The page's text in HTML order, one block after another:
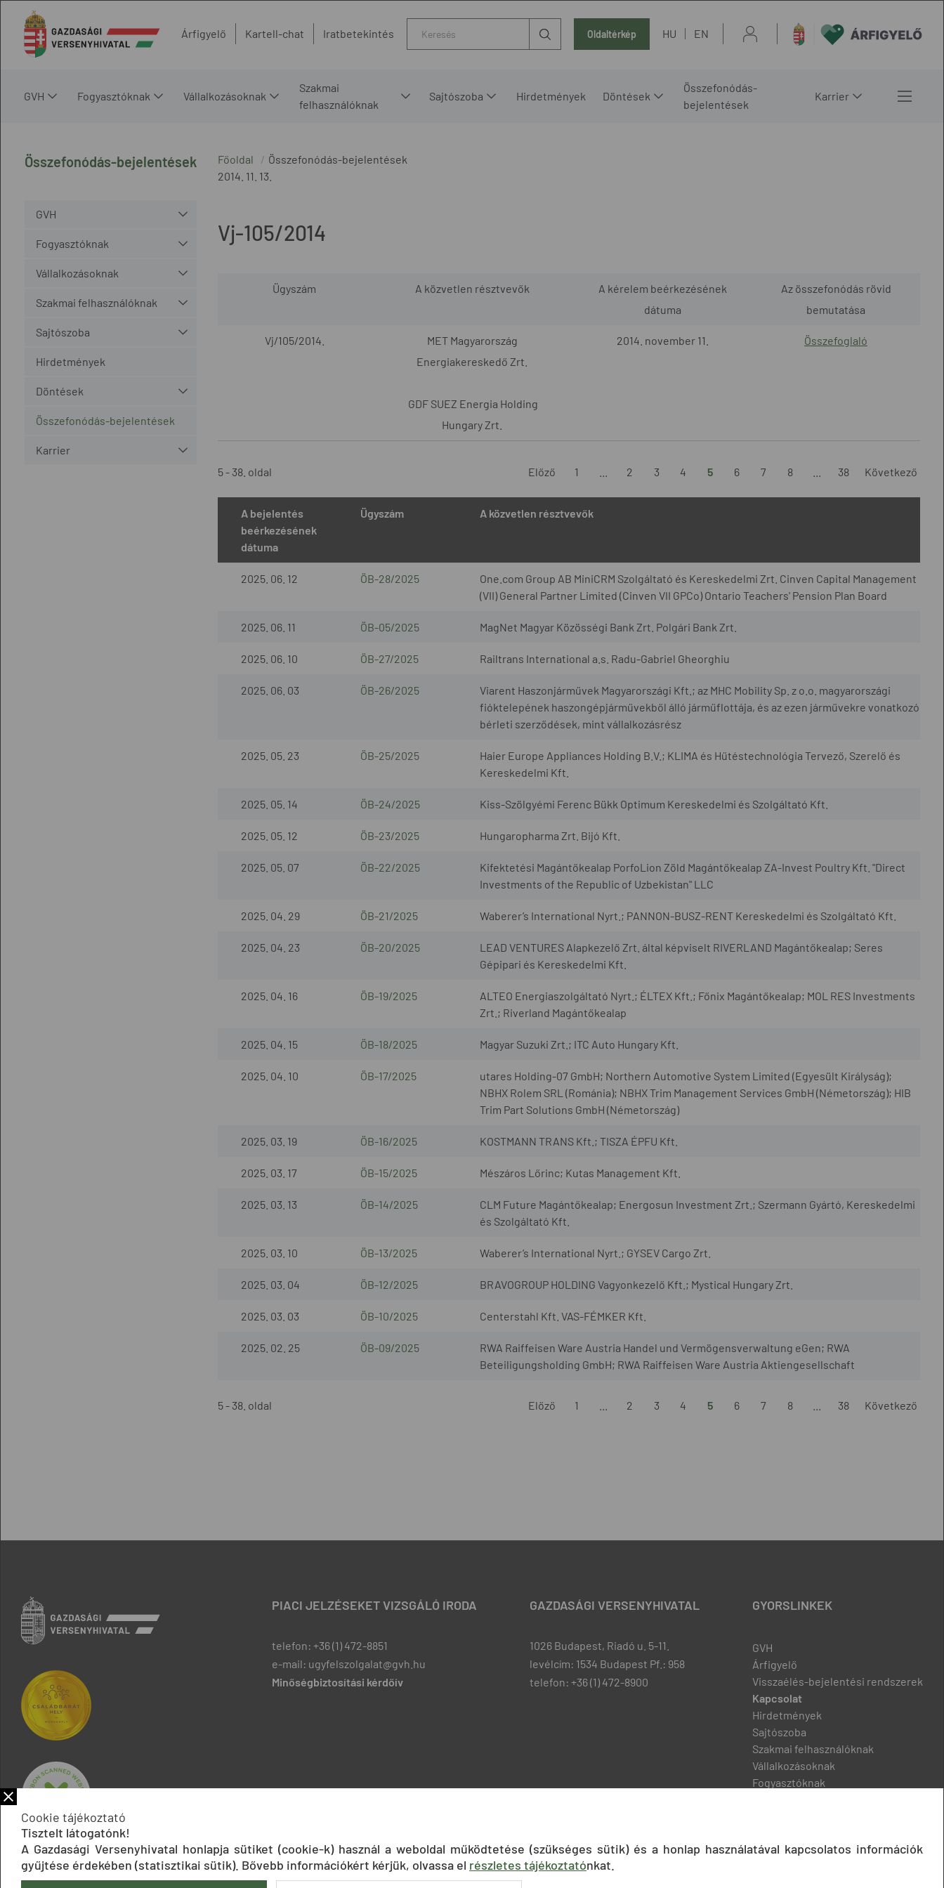
Árfigyelő Kartell-chat Iratbetekintés Oldaltérkép HU EN
GVH Fogyasztóknak Vállalkozásoknak
Szakmai
felhasználóknak
Sajtószoba Hirdetmények Döntések
Összefonódás-
bejelentések
Karrier
Összefonódás-bejelentések
GVH
Fogyasztóknak
Vállalkozásoknak
Szakmai felhasználóknak
Sajtószoba
Hirdetmények
Döntések
Összefonódás-bejelentések
Karrier
Főoldal
Összefonódás-bejelentések
2014. 11. 13.
Vj-105/2014
Ügyszám A közvetlen résztvevők
A kérelem beérkezésének
dátuma
Az összefonódás rövid
bemutatása
Vj/105/2014.
MET Magyarország
Energiakereskedő Zrt.
GDF SUEZ Energia Holding
Hungary Zrt.
2014. november 11. Összefoglaló
5 - 38. oldal Előző 1 2 3 4 5 6 7 8 38 Következő
A bejelentés
beérkezésének
dátuma
Ügyszám A közvetlen résztvevők
2025. 06. 12 ÖB-28/2025
One.com Group AB MiniCRM Szolgáltató és Kereskedelmi Zrt. Cinven Capital Management
(VII) General Partner Limited (Cinven VII GPCo) Ontario Teachers' Pension Plan Board
2025. 06. 11 ÖB-05/2025 MagNet Magyar Közösségi Bank Zrt. Polgári Bank Zrt.
2025. 06. 10 ÖB-27/2025 Railtrans International a.s. Radu-Gabriel Gheorghiu
2025. 06. 03 ÖB-26/2025
Viarent Haszonjárművek Magyarországi Kft.; az MHC Mobility Sp. z o.o. magyarországi
fióktelepének haszongépjárművekből álló járműflottája, és az ezen járművekre vonatkozó
bérleti szerződések, mint vállalkozásrész
2025. 05. 23 ÖB-25/2025
Haier Europe Appliances Holding B.V.; KLIMA és Hűtéstechnológia Tervező, Szerelő és
Kereskedelmi Kft.
2025. 05. 14 ÖB-24/2025 Kiss-Szölgyémi Ferenc Bükk Optimum Kereskedelmi és Szolgáltató Kft.
2025. 05. 12 ÖB-23/2025 Hungaropharma Zrt. Bijó Kft.
2025. 05. 07 ÖB-22/2025
Kifektetési Magántőkealap PorfoLion Zöld Magántőkealap ZA-Invest Poultry Kft. "Direct
Investments of the Republic of Uzbekistan" LLC
2025. 04. 29 ÖB-21/2025 Waberer’s International Nyrt.; PANNON-BUSZ-RENT Kereskedelmi és Szolgáltató Kft.
2025. 04. 23 ÖB-20/2025
LEAD VENTURES Alapkezelő Zrt. által képviselt RIVERLAND Magántőkealap; Seres
Gépipari és Kereskedelmi Kft.
2025. 04. 16 ÖB-19/2025
ALTEO Energiaszolgáltató Nyrt.; ÉLTEX Kft.; Főnix Magántőkealap; MOL RES Investments
Zrt.; Riverland Magántőkealap
2025. 04. 15 ÖB-18/2025 Magyar Suzuki Zrt.; ITC Auto Hungary Kft.
2025. 04. 10 ÖB-17/2025
utares Holding-07 GmbH; Northern Automotive System Limited (Egyesült Királyság);
NBHX Rolem SRL (Románia); NBHX Trim Management Services GmbH (Németország); HIB
Trim Part Solutions GmbH (Németország)
2025. 03. 19 ÖB-16/2025 KOSTMANN TRANS Kft.; TISZA ÉPFU Kft.
2025. 03. 17 ÖB-15/2025 Mészáros Lőrinc; Kutas Management Kft.
2025. 03. 13 ÖB-14/2025
CLM Future Magántőkealap; Energosun Investment Zrt.; Szermann Gyártó, Kereskedelmi
és Szolgáltató Kft.
2025. 03. 10 ÖB-13/2025 Waberer’s International Nyrt.; GYSEV Cargo Zrt.
2025. 03. 04 ÖB-12/2025 BRAVOGROUP HOLDING Vagyonkezelő Kft.; Mystical Hungary Zrt.
2025. 03. 03 ÖB-10/2025 Centerstahl Kft. VAS-FÉMKER Kft.
2025. 02. 25 ÖB-09/2025
RWA Raiffeisen Ware Austria Handel und Vermögensverwaltung eGen; RWA
Beteiligungsholding GmbH; RWA Raiffeisen Ware Austria Aktiengesellschaft
5 - 38. oldal Előző 1 2 3 4 5 6 7 8 38 Következő
PIACI JELZÉSEKET VIZSGÁLÓ IRODA
telefon: +36 (1) 472-8851
e-mail: ugyfelszolgalat@gvh.hu
Minőségbiztosítási kérdőív
GAZDASÁGI VERSENYHIVATAL
1026 Budapest, Riadó u. 5-11.
levélcím: 1534 Budapest Pf.: 958
telefon: +36 (1) 472-8900
GYORSLINKEK
GVH
Árfigyelő
Visszaélés-bejelentési rendszerek
Kapcsolat
Hirdetmények
Sajtószoba
Szakmai felhasználóknak
Vállalkozásoknak
Fogyasztóknak
Cookie tájékoztató
Tisztelt látogatónk!
A Gazdasági Versenyhivatal honlapja sütiket (cookie-k) használ a weboldal működtetése (szükséges sütik) és a honlap használatával kapcsolatos információk
gyűjtése érdekében (statisztikai sütik). Bővebb információkért kérjük, olvassa el részletes tájékoztatónkat.